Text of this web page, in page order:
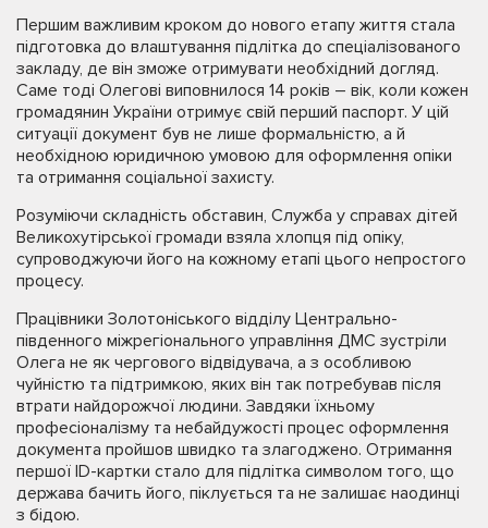
Першим важливим кроком до нового етапу життя стала
підготовка до влаштування підлітка до спеціалізованого
закладу, де він зможе отримувати необхідний догляд.
Саме тоді Олегові виповнилося 14 років – вік, коли кожен
громадянин України отримує свій перший паспорт. У цій
ситуації документ був не лише формальністю, а й
необхідною юридичною умовою для оформлення опіки
та отримання соціальної захисту.
Розуміючи складність обставин, Служба у справах дітей
Великохутірської громади взяла хлопця під опіку,
супроводжуючи його на кожному етапі цього непростого
процесу.
Працівники Золотоніського відділу Центрально-
південного міжрегіонального управління ДМС зустріли
Олега не як чергового відвідувача, а з особливою
чуйністю та підтримкою, яких він так потребував після
втрати найдорожчої людини. Завдяки їхньому
професіоналізму та небайдужості процес оформлення
документа пройшов швидко та злагоджено. Отримання
першої ID-картки стало для підлітка символом того, що
держава бачить його, піклується та не залишає наодинці
з бідою.